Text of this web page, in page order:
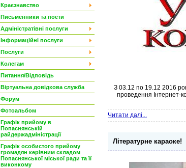
Краєзнавство
Письменники та поети
Адміністратівні послуги
Інформаційні послуги
Послуги
Колегам
Питання/Відповідь
Віртуальна довідкова служба
Форум
Фотоальбом
Графік прийому в
Попаснянській
райдержадміністрації
Графік особистого прийому
громадян керівним складом
Попаснянської міської ради та її
виконкому
З 03.12 по 19.12 2016
проведення Інтернет-
Читати далі...
Літературне караоке!